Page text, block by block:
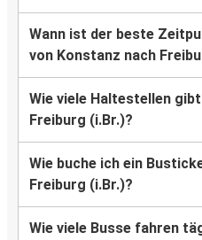
Wann ist der beste
von Konstanz nach
Wie viele Haltestellen
Freiburg (i.Br.)?
Wie buche ich ein
Freiburg (i.Br.)?
Wie viele Busse fahren